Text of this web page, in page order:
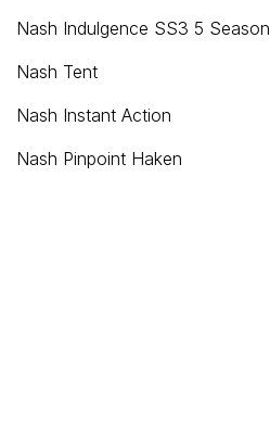
Nash Indulgence SS3 5 Season
Nash Tent
Nash Instant Action
Nash Pinpoint Haken